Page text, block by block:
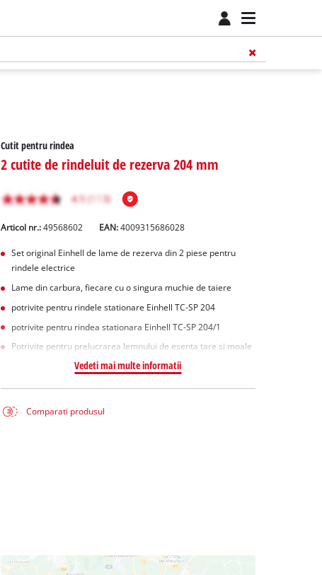
Cutit pentru rindea
2 cutite de rindeluit de rezerva 204 mm
Articol nr.: 49568602 EAN:4009315686028
Set original Einhell de lame de rezerva din 2 piese pentru
rindele electrice
Lame din carbura, fiecare cu o singura muchie de taiere
potrivite pentru rindele stationare Einhell TC-SP 204
potrivite pentru rindea stationara Einhell TC-SP 204/1
Potrivite pentru prelucrarea lemnului de esenta tare si moale
Vedeti mai multe informatii
Comparati produsul